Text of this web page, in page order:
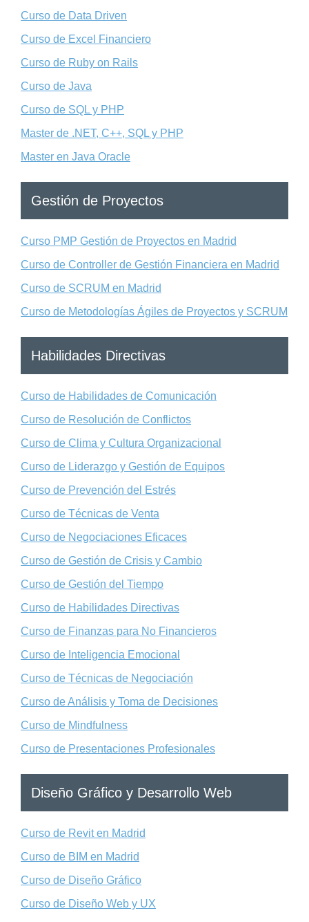
Curso de Data Driven
Curso de Excel Financiero
Curso de Ruby on Rails
Curso de Java
Curso de SQL y PHP
Master de .NET, C++, SQL y PHP
Master en Java Oracle
Gestión de Proyectos
Curso PMP Gestión de Proyectos en Madrid
Curso de Controller de Gestión Financiera en Madrid
Curso de SCRUM en Madrid
Curso de Metodologías Ágiles de Proyectos y SCRUM
Habilidades Directivas
Curso de Habilidades de Comunicación
Curso de Resolución de Conflictos
Curso de Clima y Cultura Organizacional
Curso de Liderazgo y Gestión de Equipos
Curso de Prevención del Estrés
Curso de Técnicas de Venta
Curso de Negociaciones Eficaces
Curso de Gestión de Crisis y Cambio
Curso de Gestión del Tiempo
Curso de Habilidades Directivas
Curso de Finanzas para No Financieros
Curso de Inteligencia Emocional
Curso de Técnicas de Negociación
Curso de Análisis y Toma de Decisiones
Curso de Mindfulness
Curso de Presentaciones Profesionales
Diseño Gráfico y Desarrollo Web
Curso de Revit en Madrid
Curso de BIM en Madrid
Curso de Diseño Gráfico
Curso de Diseño Web y UX